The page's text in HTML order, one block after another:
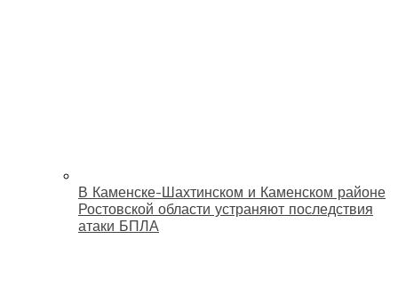
В Каменске-Шахтинском и Каменском районе
Ростовской области устраняют последствия
атаки БПЛА